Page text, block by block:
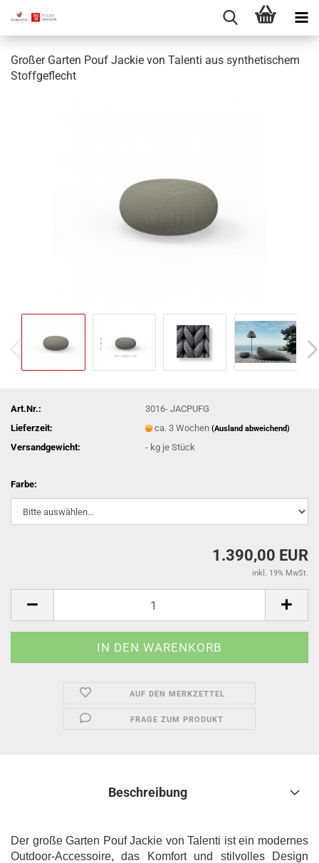
Großer Garten Pouf Jackie von Talenti aus synthetischem
Stoffgeflecht
Art.Nr.:
3016- JACPUFG
Lieferzeit:
ca. 3 Wochen(Ausland abweichend)
Versandgewicht: - kg je Stück
Farbe:
1.390,00 EUR
inkl. 19% MwSt.
AUF DEN MERKZETTEL
FRAGE ZUM PRODUKT
Beschreibung
Der große Garten Pouf Jackie von Talenti ist ein modernes
Outdoor-Accessoire, das Komfort und stilvolles Design